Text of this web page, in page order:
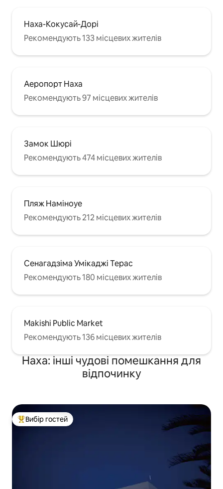
Наха-Кокусай-Дорі
Рекомендують 133 місцевих жителів
Аеропорт Наха
Рекомендують 97 місцевих жителів
Замок Шюрі
Рекомендують 474 місцевих жителів
Пляж Наміноуе
Рекомендують 212 місцевих жителів
Сенагадзіма Умікаджі Терас
Рекомендують 180 місцевих жителів
Makishi Public Market
Рекомендують 136 місцевих жителів
Наха: інші чудові помешкання для
відпочинку
Топ вибір гостей
Вибір гостей